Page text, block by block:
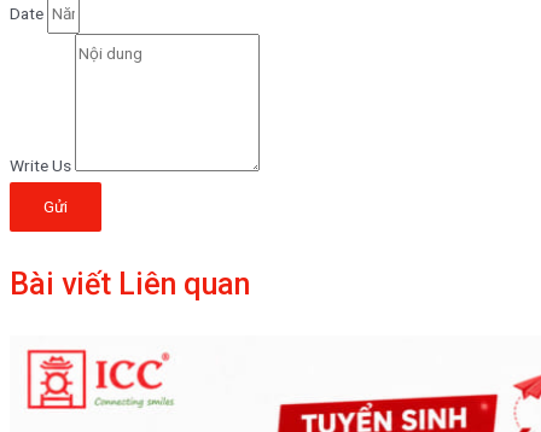
Date
Write Us
Gửi
Bài viết Liên quan